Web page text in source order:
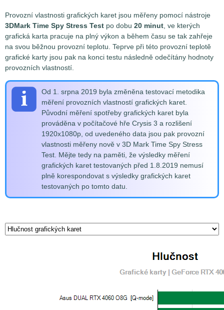
Provozní vlastnosti grafických karet jsou měřeny pomocí nástroje
3DMark Time Spy Stress Test po dobu 20 minut , ve kterých
grafická karta pracuje na plný výkon a během času se tak zahřeje
na svou běžnou provozní teplotu. Teprve při této provozní teplotě
grafické karty jsou pak na konci testu následně odečítány hodnoty
provozních vlastností.
Od 1. srpna 2019 byla změněna testovací metodika
měření provozních vlastností grafických karet.
Původní měření spotřeby grafických karet byla
prováděna v počítačové hře Crysis 3 a rozlišení
1920x1080p, od uvedeného data jsou pak provozní
vlastnosti měřeny nově v 3D Mark Time Spy Stress
Test. Mějte tedy na paměti, že výsledky měření
grafických karet testovaných před 1.8.2019 nemusí
plně korespondovat s výsledky grafických karet
testovaných po tomto datu.